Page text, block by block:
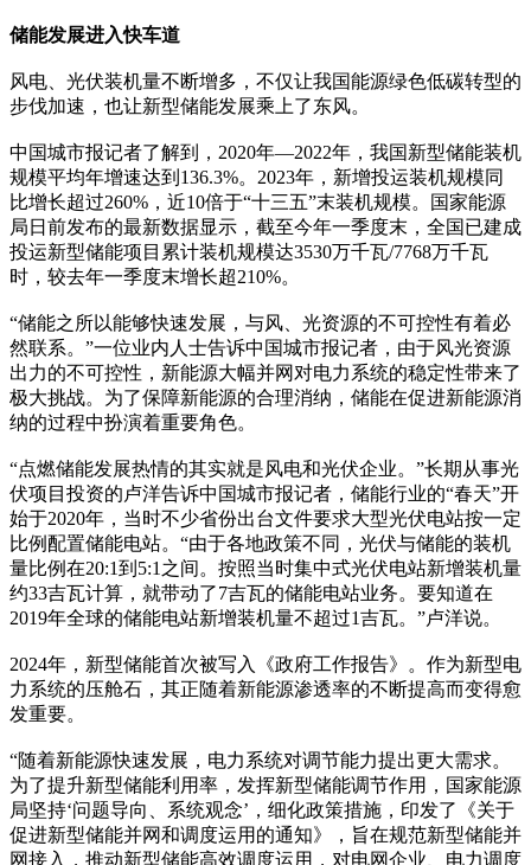
储能发展进入快车道
风电、光伏装机量不断增多，不仅让我国能源绿色低碳转型的
步伐加速，也让新型储能发展乘上了东风。
中国城市报记者了解到，2020年—2022年，我国新型储能装机
规模平均年增速达到136.3%。2023年，新增投运装机规模同
比增长超过260%，近10倍于“十三五”末装机规模。国家能源
局日前发布的最新数据显示，截至今年一季度末，全国已建成
投运新型储能项目累计装机规模达3530万千瓦/7768万千瓦
时，较去年一季度末增长超210%。
“储能之所以能够快速发展，与风、光资源的不可控性有着必
然联系。”一位业内人士告诉中国城市报记者，由于风光资源
出力的不可控性，新能源大幅并网对电力系统的稳定性带来了
极大挑战。为了保障新能源的合理消纳，储能在促进新能源消
纳的过程中扮演着重要角色。
“点燃储能发展热情的其实就是风电和光伏企业。”长期从事光
伏项目投资的卢洋告诉中国城市报记者，储能行业的“春天”开
始于2020年，当时不少省份出台文件要求大型光伏电站按一定
比例配置储能电站。“由于各地政策不同，光伏与储能的装机
量比例在20:1到5:1之间。按照当时集中式光伏电站新增装机量
约33吉瓦计算，就带动了7吉瓦的储能电站业务。要知道在
2019年全球的储能电站新增装机量不超过1吉瓦。”卢洋说。
2024年，新型储能首次被写入《政府工作报告》。作为新型电
力系统的压舱石，其正随着新能源渗透率的不断提高而变得愈
发重要。
“随着新能源快速发展，电力系统对调节能力提出更大需求。
为了提升新型储能利用率，发挥新型储能调节作用，国家能源
局坚持‘问题导向、系统观念’，细化政策措施，印发了《关于
促进新型储能并网和调度运用的通知》，旨在规范新型储能并
网接入，推动新型储能高效调度运用，对电网企业、电力调度